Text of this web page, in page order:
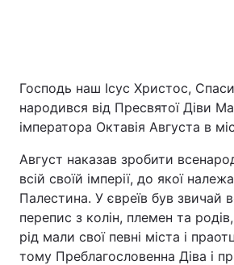
Головна Війна
Україна
Господь наш Ісус Христос,
народився від Пресвятої Діви
імператора Октавія Августа в
Август наказав зробити
всій своїй імперії, до якої
Палестина. У євреїв був звичай
перепис з колін, племен та
рід мали свої певні міста і
тому Преблагословенна Діва і